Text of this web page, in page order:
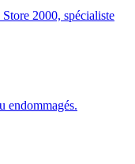
2000, spécialiste
endommagés.